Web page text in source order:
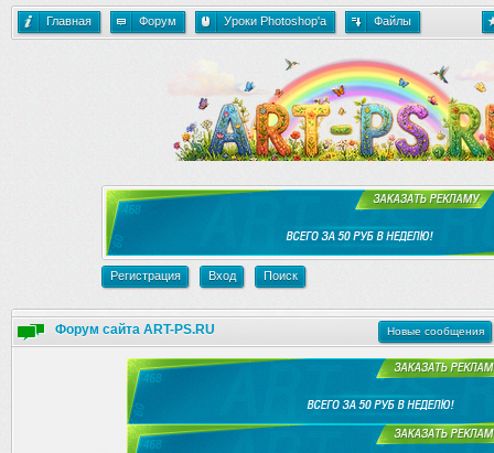
Главная Форум Уроки Photoshop'a Файлы
Регистрация Вход Поиск
Форум сайта ART-PS.RU Новые сообщения